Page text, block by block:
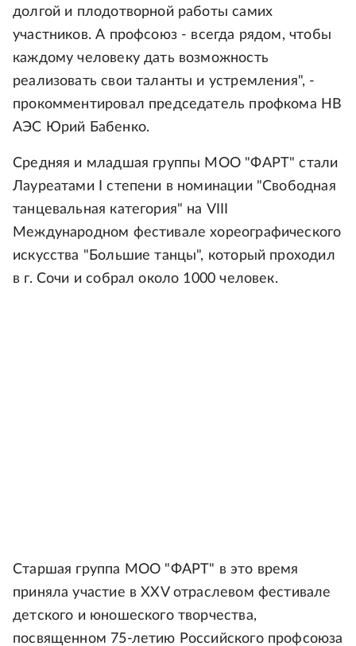
долгой и плодотворной работы самих
участников. А профсоюз - всегда рядом, чтобы
каждому человеку дать возможность
реализовать свои таланты и устремления", -
прокомментировал председатель профкома НВ
АЭС Юрий Бабенко.
Средняя и младшая группы МОО "ФАРТ" стали
Лауреатами I степени в номинации "Свободная
танцевальная категория" на VIII
Международном фестивале хореографического
искусства "Большие танцы", который проходил
в г. Сочи и собрал около 1000 человек.
Старшая группа МОО "ФАРТ" в это время
приняла участие в XXV отраслевом фестивале
детского и юношеского творчества,
посвященном 75-летию Российского профсоюза